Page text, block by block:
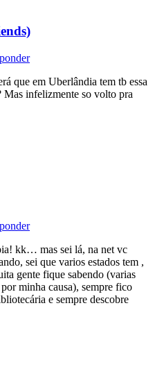
que em Uberlândia tem tb essa
Mas infelizmente so volto pra
kk… mas sei lá, na net vc
sei que varios estados tem ,
gente fique sabendo (varias
minha causa), sempre fico
e sempre descobre